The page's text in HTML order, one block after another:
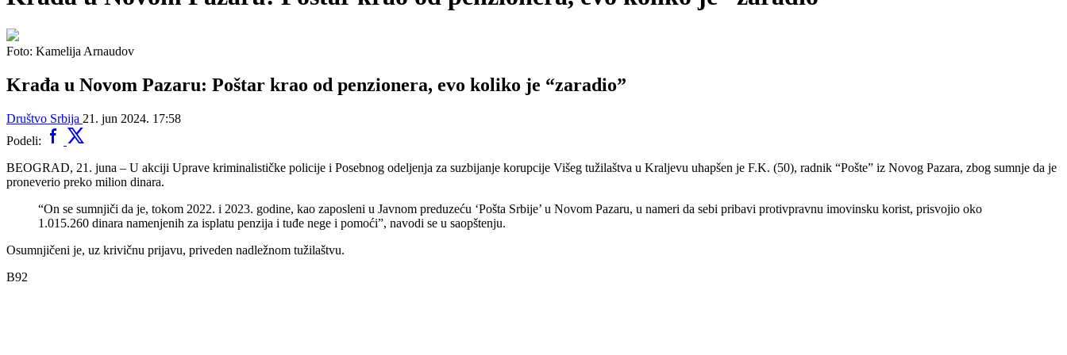
Foto: Kamelija Arnaudov
Krađa u Novom Pazaru: Poštar krao od penzionera, evo koliko je “zaradio”
Društvo Srbija 21. jun 2024. 17:58
Podeli:
BEOGRAD, 21. juna – U akciji Uprave kriminalističke policije i Posebnog odeljenja za suzbijanje korupcije Višeg tužilaštva u Kraljevu uhapšen je F.K. (50), radnik “Pošte” iz Novog Pazara, zbog sumnje da je
proneverio preko milion dinara.
“On se sumnjiči da je, tokom 2022. i 2023. godine, kao zaposleni u Javnom preduzeću ‘Pošta Srbije’ u Novom Pazaru, u nameri da sebi pribavi protivpravnu imovinsku korist, prisvojio oko
1.015.260 dinara namenjenih za isplatu penzija i tuđe nege i pomoći”, navodi se u saopštenju.
Osumnjičeni je, uz krivičnu prijavu, priveden nadležnom tužilaštvu.
B92